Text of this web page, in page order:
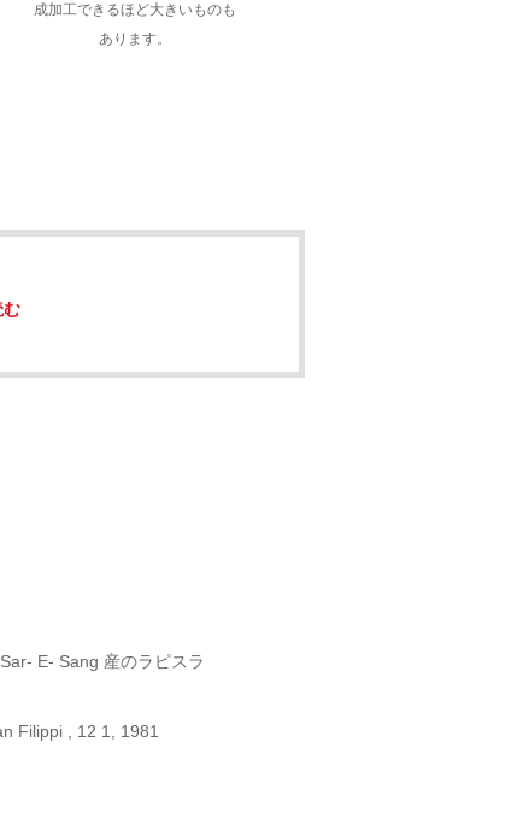
成加工できるほど大きいものも
あります。
E- Sang 産のラピスラ
Filippi , 12 1, 1981